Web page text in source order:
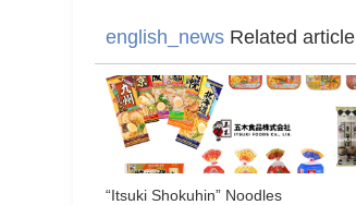
english_news Related article
“Itsuki Shokuhin” Noodles